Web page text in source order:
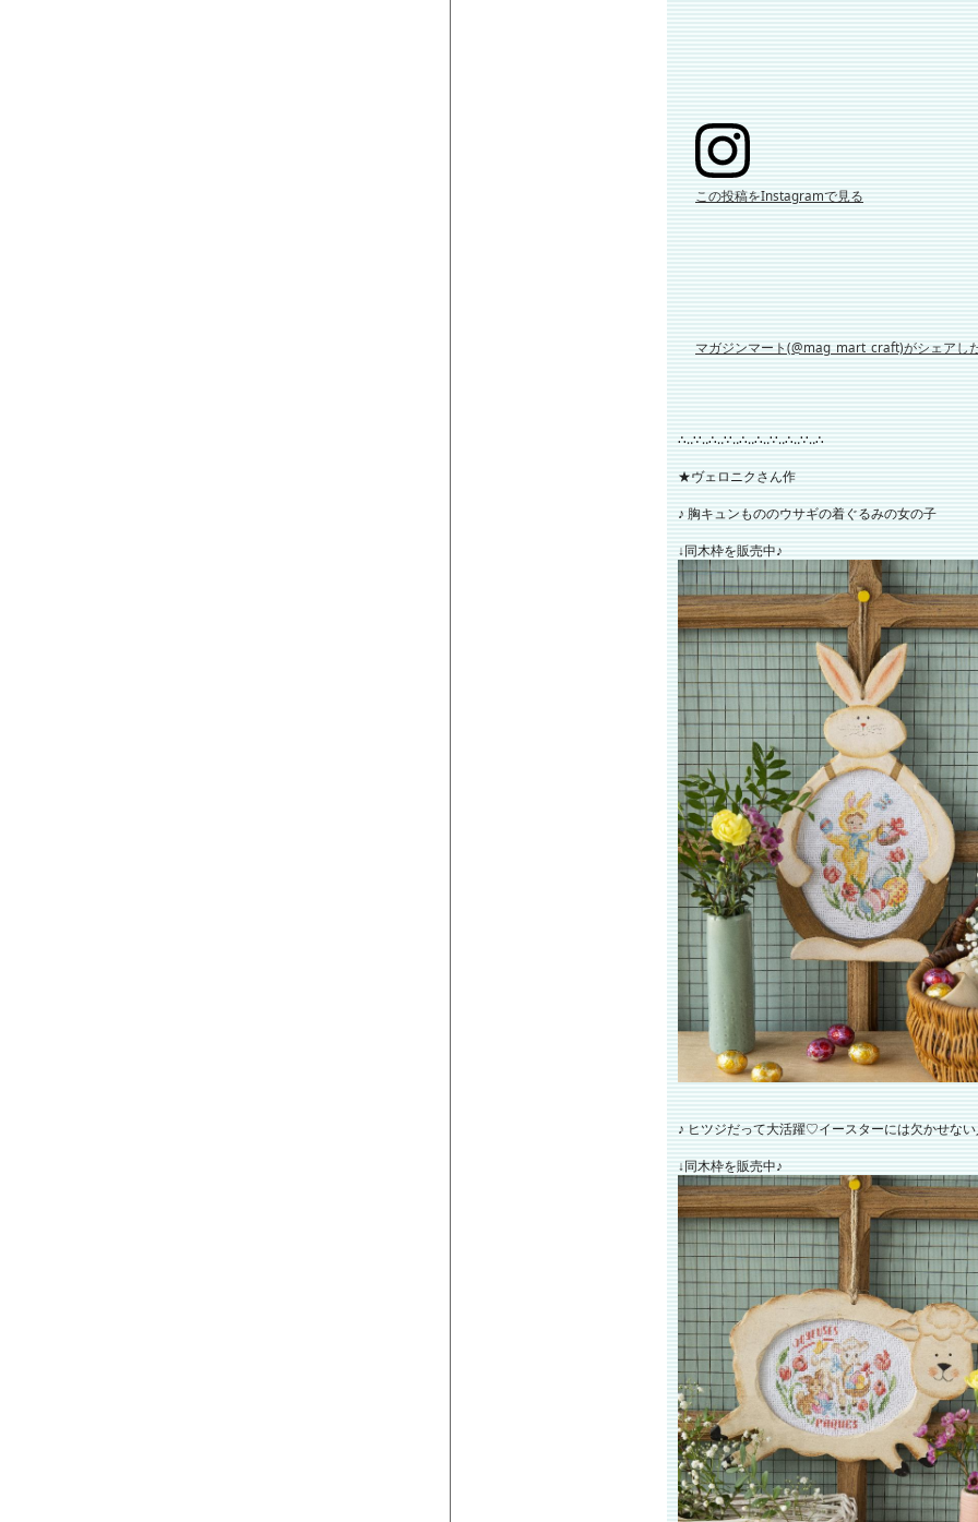
この投稿をInstagramで見る
マガジンマート(@mag_mart_craft)がシェアし
∴‥∵‥∴‥∵‥∴‥∴‥∵‥∴‥∵‥∴
★ヴェロニクさん作
♪ 胸キュンもののウサギの着ぐるみの女の子
↓同木枠を販売中♪
♪ ヒツジだって大活躍♡イースターには欠かせな
↓同木枠を販売中♪